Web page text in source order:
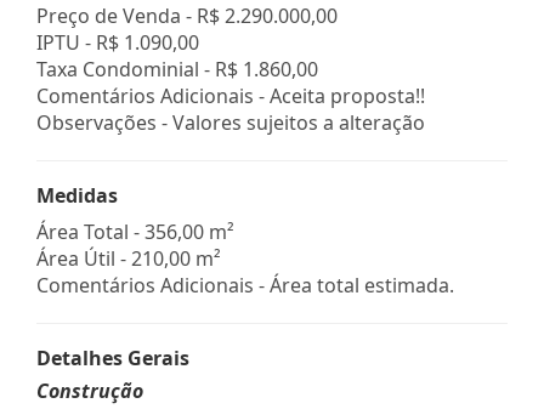
Preço de Venda - R$ 2.290.000,00
IPTU - R$ 1.090,00
Taxa Condominial - R$ 1.860,00
Comentários Adicionais - Aceita proposta!!
Observações - Valores sujeitos a alteração
Medidas
Área Total - 356,00 m²
Área Útil - 210,00 m²
Comentários Adicionais - Área total estimada.
Detalhes Gerais
Construção